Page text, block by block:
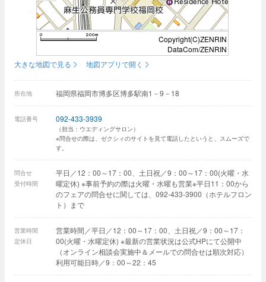
Copyright(C)ZENRIN
DataCom/ZENRIN
大きな地図で見る
地図アプリで開く
所在地 福岡県福岡市博多区博多駅南1－9－18
電話番号 092-433-3939
（担当：ウエディングサロン）
※問合せの際は、ゼクシィのサイトを見て電話したというと、スムーズで
す。
問合せ
受付時間
平日／12：00～17：00、土日祝／9：00～17：00(火曜・水
曜定休) ※事前予約の際は火曜・水曜も営業※平日11：00から
のフェアの問合せに関しては、092-433-3900（ホテルフロン
ト）まで
営業時間
定休日
営業時間／平日／12：00～17：00、土日祝／9：00～17：
00(火曜・水曜定休) ※最新の営業状況は公式HPにて公開中
（オンライン相談会実施中＆メールでの問合せは順次対応）
利用可能日時／9：00～22：45